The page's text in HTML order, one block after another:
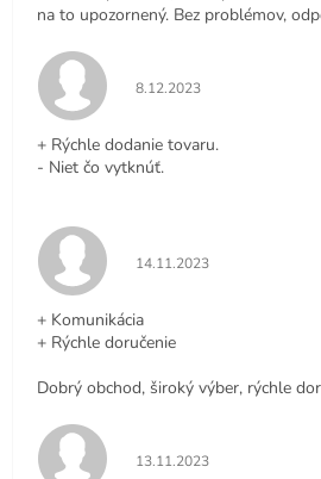
na to upozornený. Bez problémov,
Hodnotenie obchodu je 5
8.12.2023
+ Rýchle dodanie tovaru.
- Niet čo vytknúť.
Hodnotenie obchodu je 5
14.11.2023
+ Komunikácia
+ Rýchle doručenie
Dobrý obchod, široký výber, rýchle
Hodnotenie obchodu je 5
13.11.2023